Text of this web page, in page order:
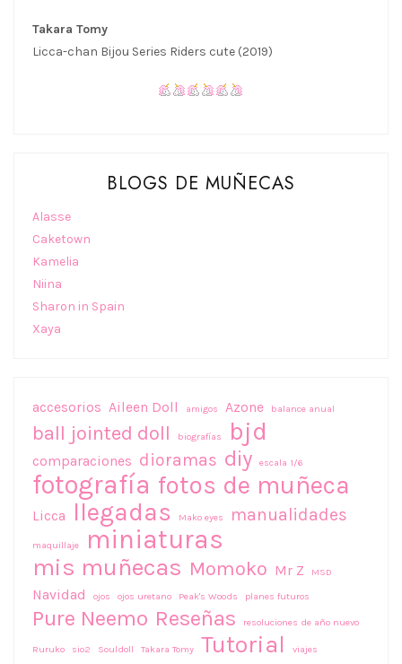
Takara Tomy
Licca-chan Bijou Series Riders cute (2019)
BLOGS DE MUÑECAS
Alasse
Caketown
Kamelia
Niina
Sharon in Spain
Xaya
accesorios Aileen Doll amigos Azone balance anual
ball jointed doll biografías bjd
comparaciones dioramas diy escala 1/6
fotografía fotos de muñeca
Licca llegadas Mako eyes manualidades
maquillaje miniaturas
mis muñecas Momoko Mr Z MSD
Navidad ojos ojos uretano Peak's Woods planes futuros
Pure Neemo Reseñas resoluciones de año nuevo
Ruruko sio2 Souldoll Takara Tomy Tutorial viajes